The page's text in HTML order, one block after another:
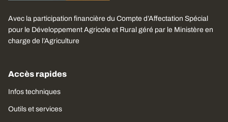
Avec la participation financière du Compte d’Affectation Spécial
pour le Développement Agricole et Rural géré par le Ministère en
charge de l’Agriculture
Accès rapides
Infos techniques
Outils et services